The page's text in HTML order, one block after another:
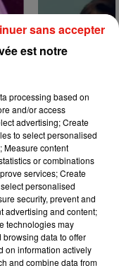
5 août 2026
Benny
Becky G sur
est notre
processing based on
and/or access
advertising; Create
to select personalised
Measure content
or combinations
services; Create
personalised
security, prevent and
advertising and content;
technologies may
data to offer
on information actively
and combine data from
sans accepter